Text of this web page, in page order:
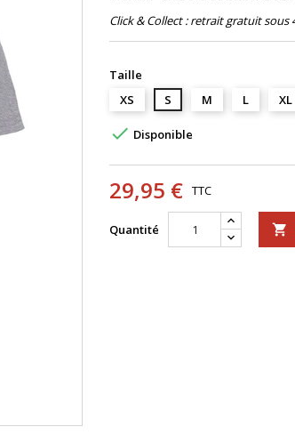
Click & Collect : retrait gratuit sous
Taille
XS
S M L XL
 Disponible
29,95 € TTC
Quantité 